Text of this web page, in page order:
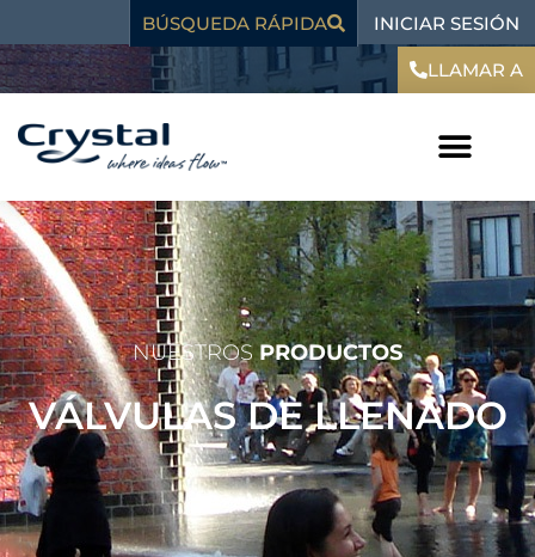
contenido
BÚSQUEDA RÁPIDA INICIAR SESIÓN
LLAMAR A
NUESTROSPRODUCTOS
VÁLVULAS DE LLENADO